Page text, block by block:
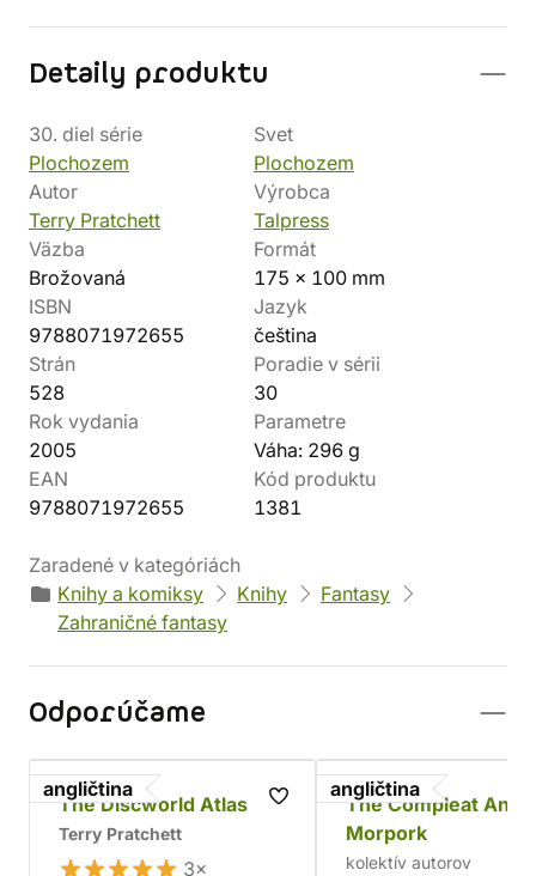
Detaily produktu
30. diel série
Plochozem
Svet
Plochozem
Autor
Terry Pratchett
Výrobca
Talpress
Väzba
Brožovaná
Formát
175 x 100 mm
ISBN
9788071972655
Jazyk
čeština
Strán
528
Poradie v sérii
30
Rok vydania
2005
Parametre
Váha: 296 g
EAN
9788071972655
Kód produktu
1381
Zaradené v kategóriách
Knihy a komiksy
Knihy
Fantasy
Zahraničné fantasy
Odporúčame
angličtina
The Discworld Atlas
Terry Pratchett
3×
angličtina
The Compleat
Morpork
kolektív autorov